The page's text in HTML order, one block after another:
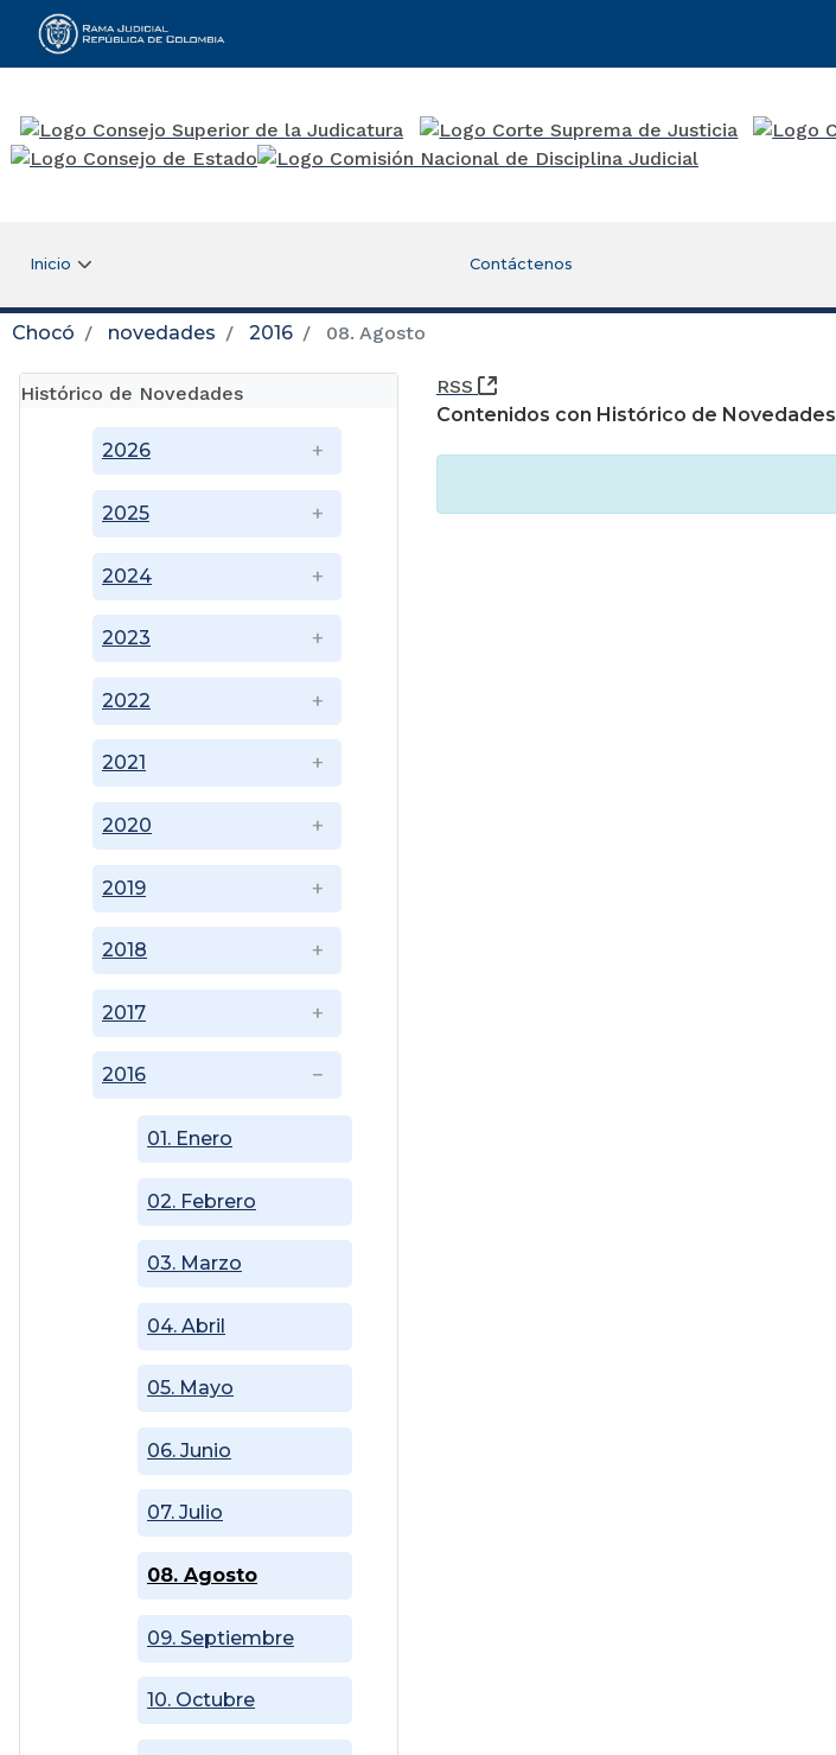
Rama Judicial
Inicio Contáctenos
Chocó novedades 2016 08. Agosto
Histórico de Novedades
2016
01. Enero
02. Febrero
03. Marzo
04. Abril
05. Mayo
06. Junio
07. Julio
08. Agosto
09. Septiembre
10. Octubre
2017
2018
2019
2020
2021
2022
2023
2024
2025
2026
RSS
(Abre una nueva ventana)
Contenidos con Histórico de Novedades